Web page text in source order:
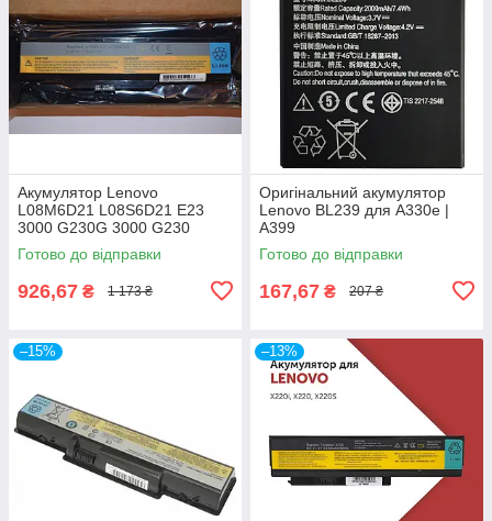
Акумулятор Lenovo
L08M6D21 L08S6D21 E23
3000 G230G 3000 G230
Готово до відправки
926,67 ₴ 1 173 ₴
Оригінальний акумулятор
Lenovo BL239 для A330e |
A399
Готово до відправки
167,67 ₴ 207 ₴
–15% –13%